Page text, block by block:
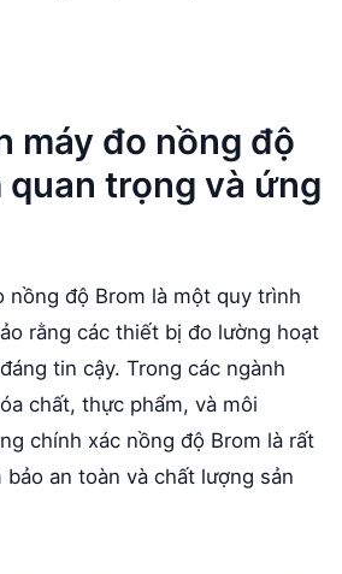
máy đo nồng độ
quan trọng và ứng
nồng độ Brom là một quy trình
rằng các thiết bị đo lường hoạt
tin cậy. Trong các ngành
chất, thực phẩm, và môi
chính xác nồng độ Brom là rất
an toàn và chất lượng sản